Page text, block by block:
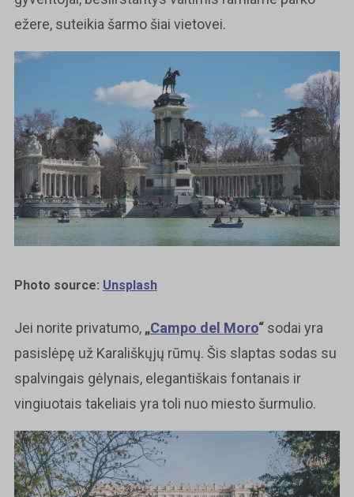
ežere, suteikia šarmo šiai vietovei.
Photo source: Unsplash
Jei norite privatumo, „Campo del Moro“ sodai yra
pasislėpę už Karališkųjų rūmų. Šis slaptas sodas su
spalvingais gėlynais, elegantiškais fontanais ir
vingiuotais takeliais yra toli nuo miesto šurmulio.